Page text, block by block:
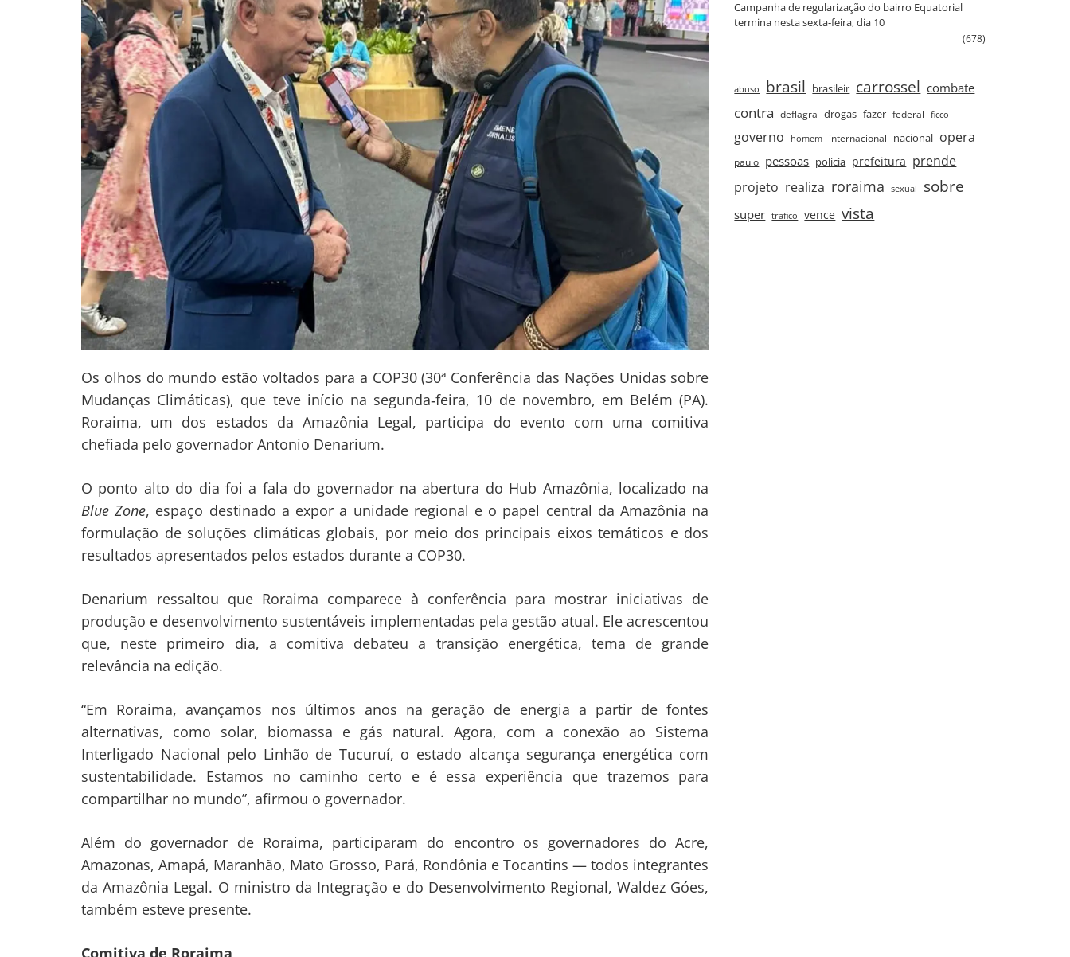
Os olhos do mundo estão voltados para a COP30 (30ª Conferência das Nações Unidas sobre
Mudanças Climáticas), que teve início na segunda‑feira, 10 de novembro, em Belém (PA).
Roraima, um dos estados da Amazônia Legal, participa do evento com uma comitiva
chefiada pelo governador Antonio Denarium.
O ponto alto do dia foi a fala do governador na abertura do Hub Amazônia, localizado na
Blue Zone, espaço destinado a expor a unidade regional e o papel central da Amazônia na
formulação de soluções climáticas globais, por meio dos principais eixos temáticos e dos
resultados apresentados pelos estados durante a COP30.
Denarium ressaltou que Roraima comparece à conferência para mostrar iniciativas de
produção e desenvolvimento sustentáveis implementadas pela gestão atual. Ele acrescentou
que, neste primeiro dia, a comitiva debateu a transição energética, tema de grande
relevância na edição.
“Em Roraima, avançamos nos últimos anos na geração de energia a partir de fontes
alternativas, como solar, biomassa e gás natural. Agora, com a conexão ao Sistema
Interligado Nacional pelo Linhão de Tucuruí, o estado alcança segurança energética com
sustentabilidade. Estamos no caminho certo e é essa experiência que trazemos para
compartilhar no mundo”, afirmou o governador.
Além do governador de Roraima, participaram do encontro os governadores do Acre,
Amazonas, Amapá, Maranhão, Mato Grosso, Pará, Rondônia e Tocantins — todos integrantes
da Amazônia Legal. O ministro da Integração e do Desenvolvimento Regional, Waldez Góes,
também esteve presente.
Comitiva de Roraima
Navegação
Campanha de regularização do bairro Equatorial
termina nesta sexta‑feira, dia 10
(678)
abuso brasil brasileir carrossel combate
contra deflagra drogas fazer federal ficco
governo homem internacional nacional opera
paulo pessoas policia prefeitura prende
projeto realiza roraima sexual sobre
super trafico vence vista